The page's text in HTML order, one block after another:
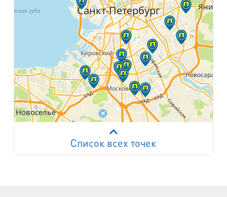
Работает на API 2ГИС
Лицензионное соглашение
Список всех точек